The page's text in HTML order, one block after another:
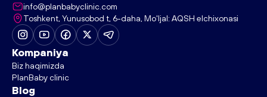
info@planbabyclinic.com
Toshkent, Yunusobod t, 6-daha, Mo'ljal: AQSH elchixonasi
Kompaniya
Biz haqimizda
PlanBaby clinic
Blog